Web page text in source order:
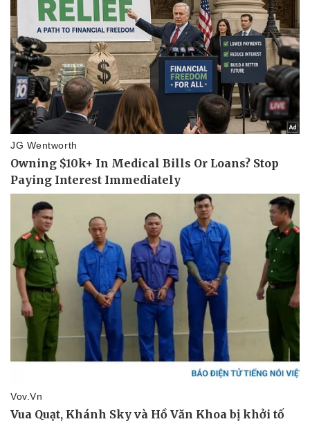
Sức khỏe
Dinh dưỡng - món ngon
Cây thuốc
Sản phụ khoa
Nhi khoa
Nam khoa
Làm đẹp - giảm cân
Phòng mạch online
Ăn sạch sống khỏe
Đời sống
Nhà đẹp
Blog
Tình yêu - Gia đình